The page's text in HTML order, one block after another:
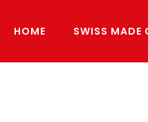
HOME SWISS MADE